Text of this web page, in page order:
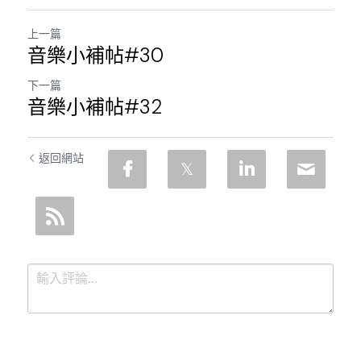
上一篇
音樂小補帖#30
下一篇
音樂小補帖#32
返回網站